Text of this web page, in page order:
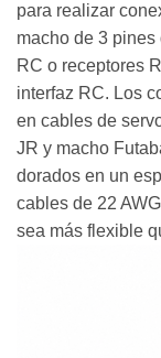
para realizar
macho de 3 pines
RC o receptores
interfaz RC. Los
en cables de
JR y macho
dorados en un
cables de 22
sea más flexible